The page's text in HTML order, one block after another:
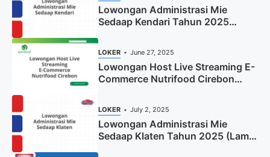
Lowongan Administrasi Mie
Sedaap Kendari Tahun 2025
LOKER June 27, 2025
Lowongan Host Live Streaming E-
Commerce Nutrifood Cirebon
LOKER July 2, 2025
Lowongan Administrasi Mie
Sedaap Klaten Tahun 2025 (Lamar